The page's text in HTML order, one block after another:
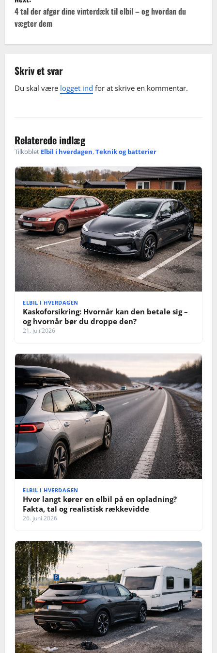
som aftermarket-alarmanlæg, og få bilen tjekket for
parasitforbrug hvis problemet gentager sig.
s
t
n
a
v
a
t
i
o
n
4 tal der afgør dine vinterdæk til elbil – og hvordan du
vægter dem
Skriv et svar
Du skal være logget ind for at skrive en kommentar.
Relaterede indlæg
Tilkoblet Elbil i hverdagen,Teknik og batterier
ELBIL I HVERDAGEN
Kaskoforsikring: Hvornår kan den betale sig –
og hvornår bør du droppe den?
21. juli 2026
ELBIL I HVERDAGEN
Hvor langt kører en elbil på en opladning?
Fakta, tal og realistisk rækkevidde
26. juni 2026